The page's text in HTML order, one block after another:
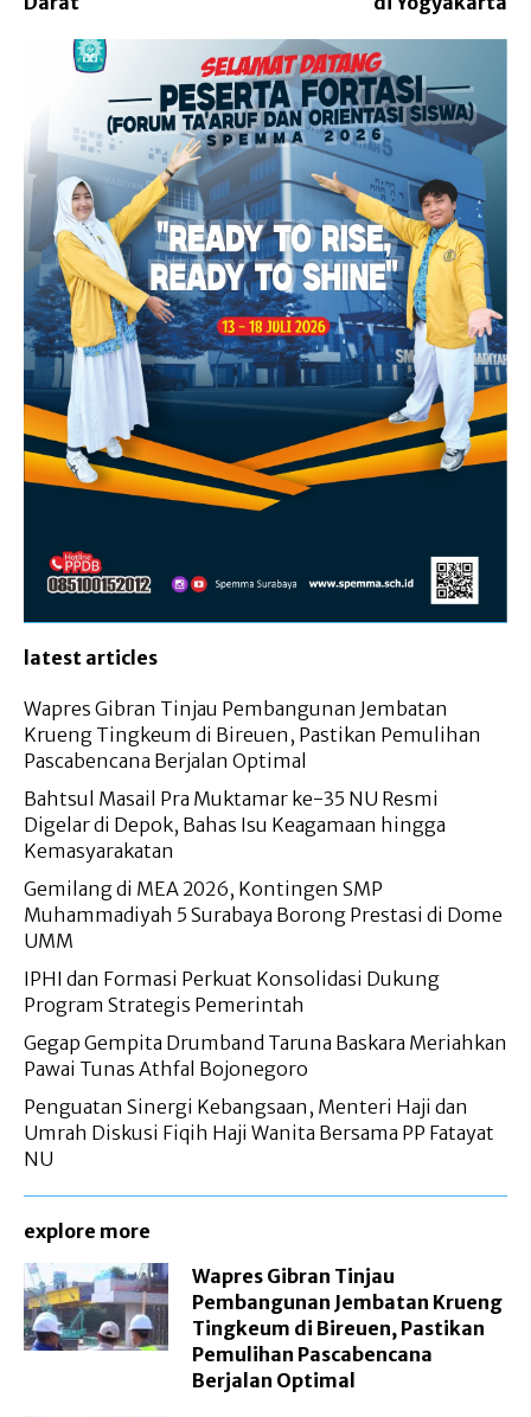
latest articles
Wapres Gibran Tinjau Pembangunan Jembatan
Krueng Tingkeum di Bireuen, Pastikan Pemulihan
Pascabencana Berjalan Optimal
Bahtsul Masail Pra Muktamar ke-35 NU Resmi
Digelar di Depok, Bahas Isu Keagamaan hingga
Kemasyarakatan
Gemilang di MEA 2026, Kontingen SMP
Muhammadiyah 5 Surabaya Borong Prestasi di Dome
UMM
IPHI dan Formasi Perkuat Konsolidasi Dukung
Program Strategis Pemerintah
Gegap Gempita Drumband Taruna Baskara Meriahkan
Pawai Tunas Athfal Bojonegoro
Penguatan Sinergi Kebangsaan, Menteri Haji dan
Umrah Diskusi Fiqih Haji Wanita Bersama PP Fatayat
NU
explore more
Wapres Gibran Tinjau
Pembangunan Jembatan Krueng
Tingkeum di Bireuen, Pastikan
Pemulihan Pascabencana
Berjalan Optimal